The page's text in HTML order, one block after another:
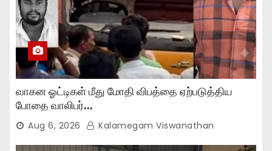
வாகன ஓட்டிகள் மீது மோதி விபத்தை ஏற்படுத்திய
போதை வாலிபர்..,
Aug 6, 2026 Kalamegam Viswanathan